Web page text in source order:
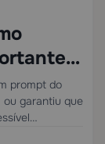
e
prompt do
ou garantiu que